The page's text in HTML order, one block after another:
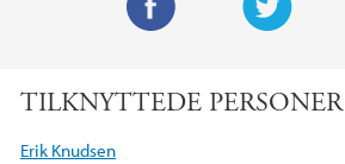
i
TILKNYTTEDE PERSONER
Erik Knudsen